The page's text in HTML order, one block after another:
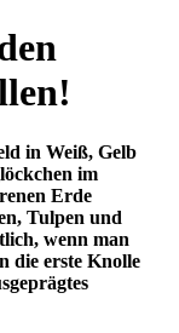
in Weiß, Gelb
im
Erde
Tulpen und
wenn man
die erste Knolle